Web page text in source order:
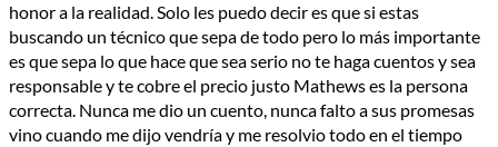
honor a la realidad. Solo les puedo decir es que si estas
buscando un técnico que sepa de todo pero lo más importante
es que sepa lo que hace que sea serio no te haga cuentos y sea
responsable y te cobre el precio justo Mathews es la persona
correcta. Nunca me dio un cuento, nunca falto a sus promesas
vino cuando me dijo vendría y me resolvio todo en el tiempo